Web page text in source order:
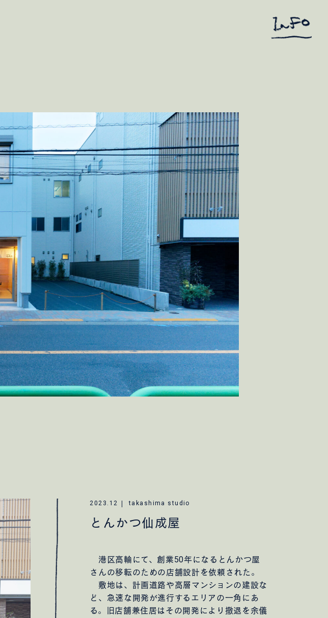
2023.12 takashima studio
とんかつ仙成屋
港区高輪にて、創業50年になるとんかつ屋
さんの移転のための店舗設計を依頼された。
敷地は、計画道路や高層マンションの建設な
ど、急速な開発が進行するエリアの一角にあ
る。旧店舗兼住居はその開発により撤退を余儀